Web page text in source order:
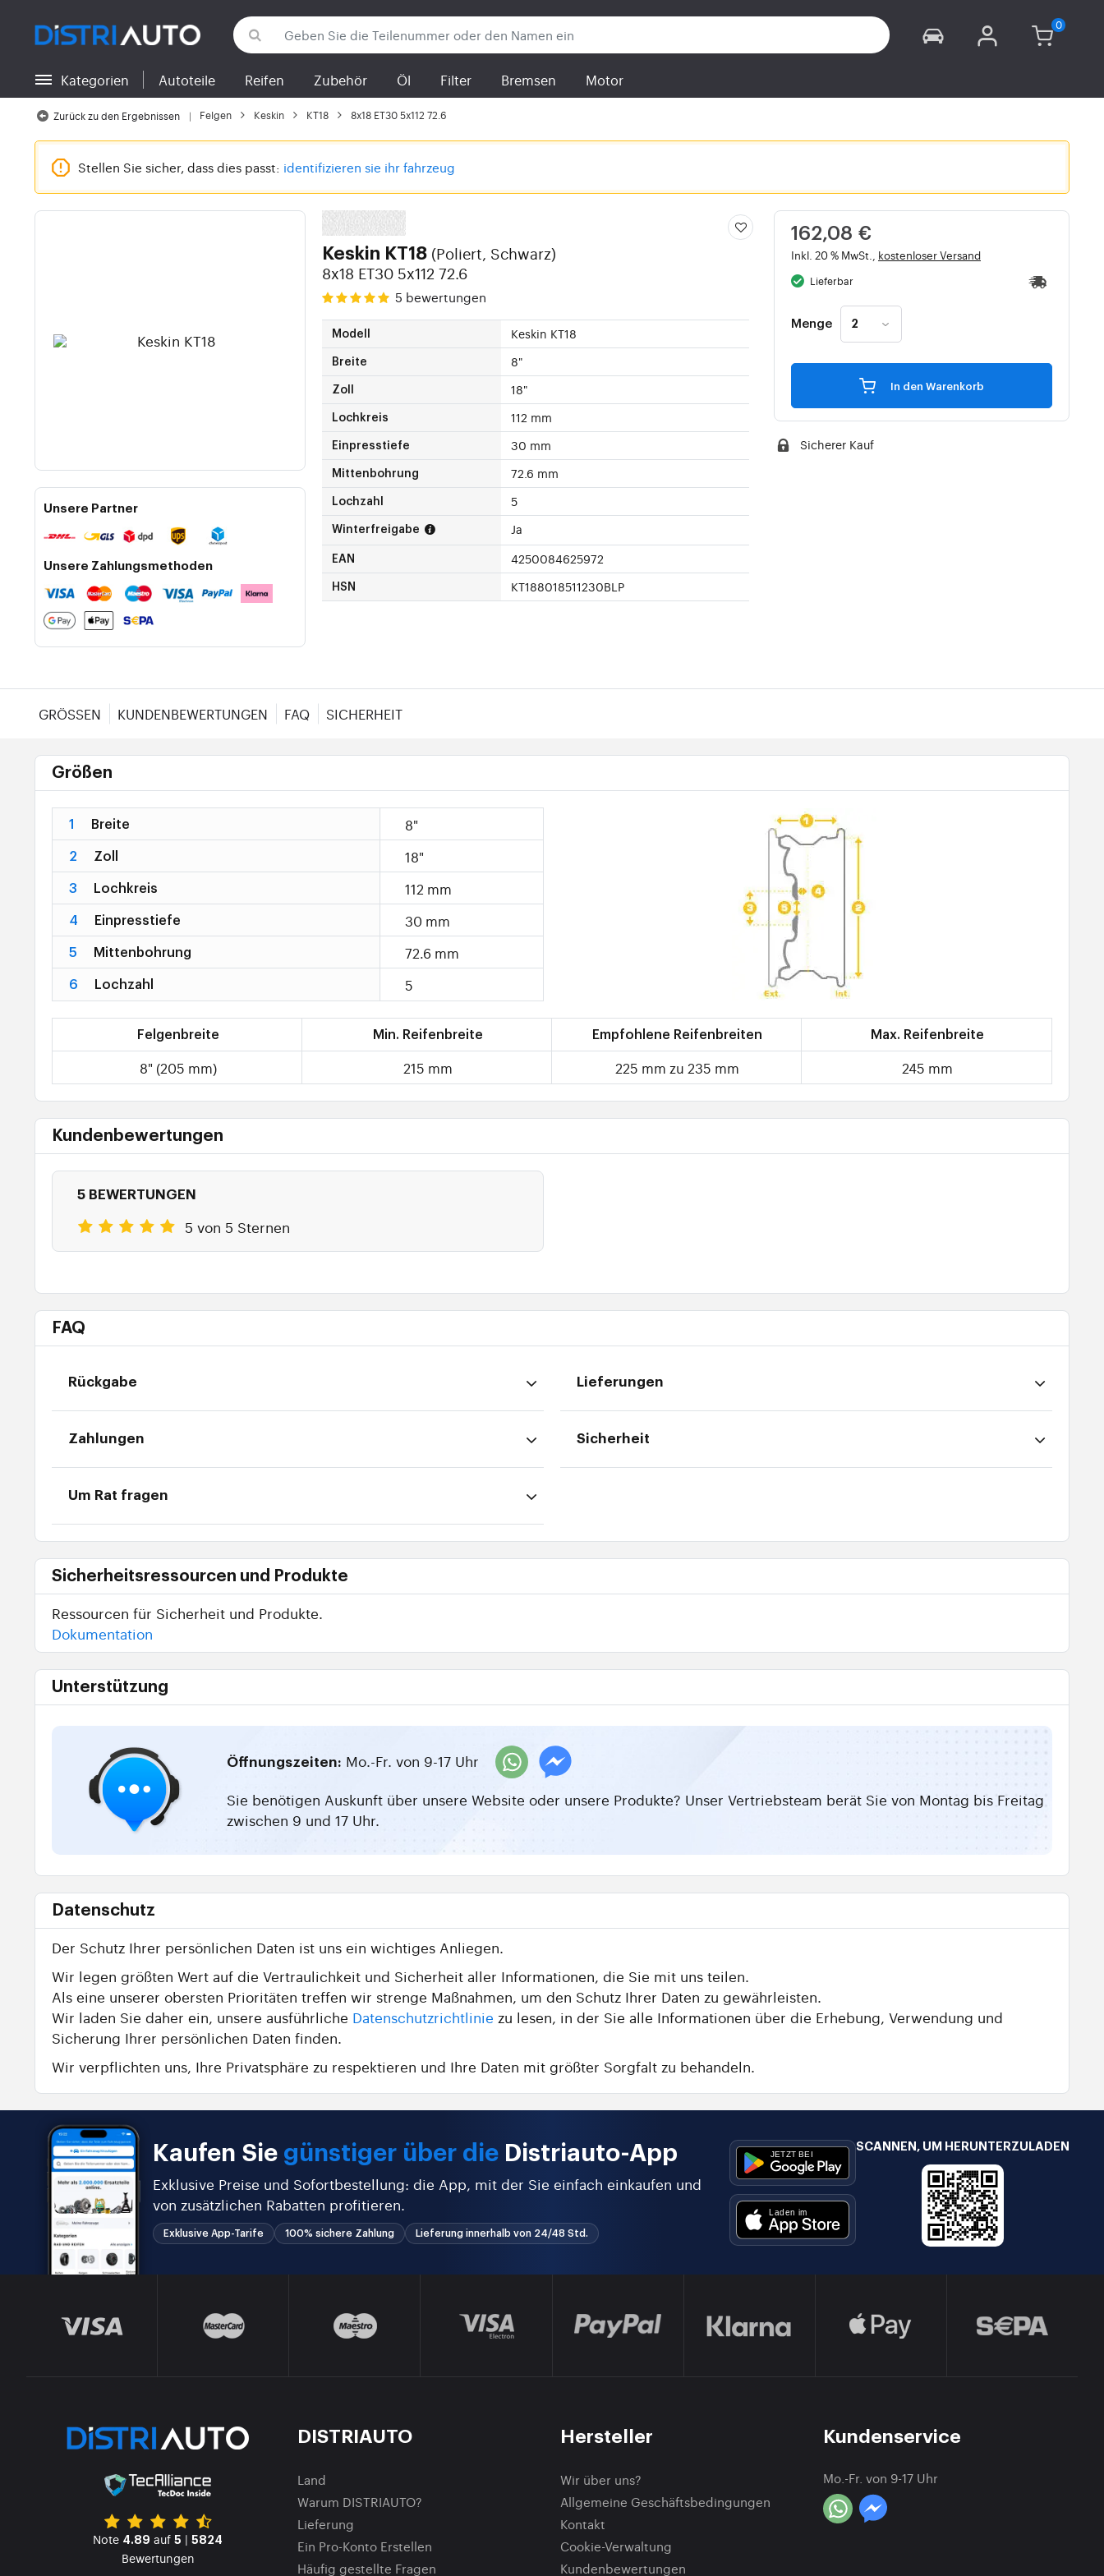
Zurück zu den Kategorien
Kategorien Autoteile Reifen Zubehör Öl Filter Bremsen Motor
Zurück zu den Ergebnissen Felgen Keskin KT18 8x18 ET30 5x112 72.6
Stellen Sie sicher, dass dies passt: identifizieren sie ihr fahrzeug
Unsere Partner
Unsere Zahlungsmethoden
Keskin KT18 (Poliert, Schwarz)
8x18 ET30 5x112 72.6
5 bewertungen
Modell Keskin KT18
Breite 8"
Zoll 18"
Lochkreis 112 mm
Einpresstiefe 30 mm
Mittenbohrung 72.6 mm
Lochzahl 5
Winterfreigabe Ja
EAN 4250084625972
HSN KT188018511230BLP
162,08 €
Inkl. 20 % MwSt., kostenloser Versand
Lieferbar
Menge
In den Warenkorb
Sicherer Kauf
GRÖSSEN KUNDENBEWERTUNGEN FAQ SICHERHEIT
Größen
1 Breite 8"
2 Zoll 18"
3 Lochkreis 112 mm
4 Einpresstiefe 30 mm
5 Mittenbohrung 72.6 mm
6 Lochzahl 5
Felgenbreite
8" (205 mm)
Min. Reifenbreite
215 mm
Empfohlene Reifenbreiten
225 mm zu 235 mm
Max. Reifenbreite
245 mm
Kundenbewertungen
5 BEWERTUNGEN
5 von 5 Sternen
FAQ
Rückgabe
Zahlungen
Um Rat fragen
Lieferungen
Sicherheit
Sicherheitsressourcen und Produkte
Ressourcen für Sicherheit und Produkte.
Dokumentation
Unterstützung
Öffnungszeiten: Mo.-Fr. von 9-17 Uhr
Sie benötigen Auskunft über unsere Website oder unsere Produkte? Unser Vertriebsteam berät Sie von Montag bis Freitag
zwischen 9 und 17 Uhr.
Datenschutz
Der Schutz Ihrer persönlichen Daten ist uns ein wichtiges Anliegen.
Wir legen größten Wert auf die Vertraulichkeit und Sicherheit aller Informationen, die Sie mit uns teilen.
Als eine unserer obersten Prioritäten treffen wir strenge Maßnahmen, um den Schutz Ihrer Daten zu gewährleisten.
Wir laden Sie daher ein, unsere ausführliche Datenschutzrichtlinie zu lesen, in der Sie alle Informationen über die Erhebung, Verwendung und
Sicherung Ihrer persönlichen Daten finden.
Wir verpflichten uns, Ihre Privatsphäre zu respektieren und Ihre Daten mit größter Sorgfalt zu behandeln.
Kaufen Sie günstiger über die Distriauto-App
Exklusive Preise und Sofortbestellung: die App, mit der Sie einfach einkaufen und
von zusätzlichen Rabatten profitieren.
Exklusive App-Tarife 100% sichere Zahlung Lieferung innerhalb von 24/48 Std.
SCANNEN, UM HERUNTERZULADEN
Note 4.89 auf 5 | 5824
Bewertungen
DISTRIAUTO
Land
Warum DISTRIAUTO?
Lieferung
Ein Pro-Konto Erstellen
Häufig gestellte Fragen
Hersteller
Wir über uns?
Allgemeine Geschäftsbedingungen
Kontakt
Cookie-Verwaltung
Kundenbewertungen
Kundenservice
Mo.-Fr. von 9-17 Uhr